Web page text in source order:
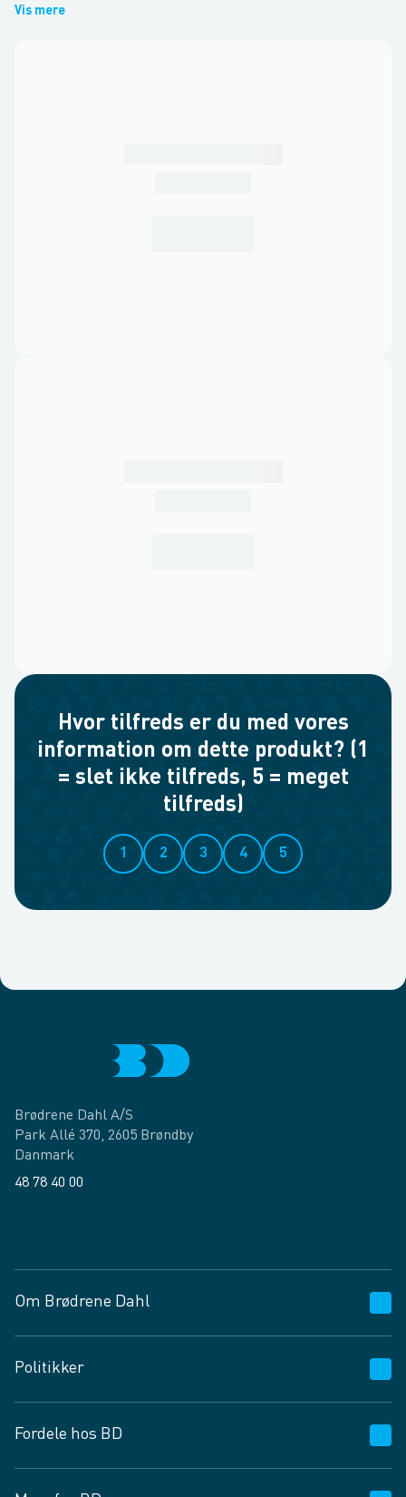
Vis mere
Hvor tilfreds er du med vores
information om dette produkt? (1
= slet ikke tilfreds, 5 = meget
tilfreds)
1 2 3 4 5
Brødrene Dahl A/S
Park Allé 370, 2605 Brøndby
Danmark
48 78 40 00
Om Brødrene Dahl
Vagttelefon 30 10 89 89
Spørgsmål og svar
Job og karriere
Fødevarekontrolrapport
Politikker
Privatlivspolitik
Cookies
Fordele hos BD